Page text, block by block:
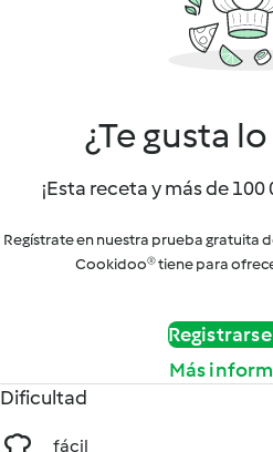
¿Te gusta
¡Esta receta y más de
Regístrate en nuestra prueba gratuita
Cookidoo® tiene para
Más
Dificultad
fácil